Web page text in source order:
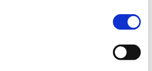
begeistert Sie. Sie möchten
in Menschen wecken und fördern. Sie
Evangelium verkünden, Gott loben und
Sie haben Freude an vielfältigen Stilen